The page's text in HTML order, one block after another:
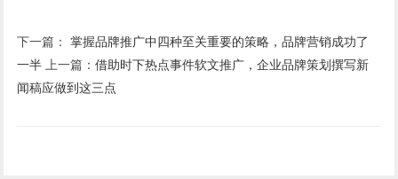
下一篇：
掌握品牌推广中四种至关重要的策略，品牌营销成功了
一半
上一篇：借助时下热点事件软文推广，企业品牌策划撰写新
闻稿应做到这三点